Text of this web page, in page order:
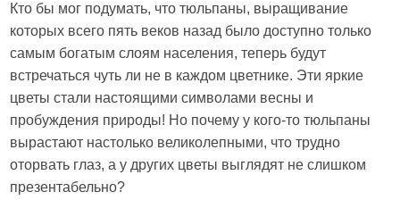
Кто бы мог подумать, что тюльпаны, выращивание
которых всего пять веков назад было доступно только
самым богатым слоям населения, теперь будут
встречаться чуть ли не в каждом цветнике. Эти яркие
цветы стали настоящими символами весны и
пробуждения природы! Но почему у кого-то тюльпаны
вырастают настолько великолепными, что трудно
оторвать глаз, а у других цветы выглядят не слишком
презентабельно?